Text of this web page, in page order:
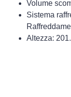
Volume
Sistema
Altezza: